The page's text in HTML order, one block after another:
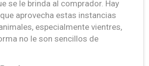
se le brinda al comprador. Hay
aprovecha estas instancias
especialmente vientres,
no le son sencillos de